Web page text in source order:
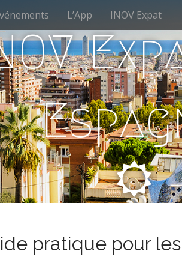
L’App INOV Expat
pratique pour les